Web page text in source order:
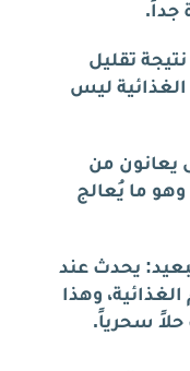
جداً.
تقليل
الغذائية ليس
من
ما يُعالج
يحدث عند
وهذا
حلاً سحرياً.